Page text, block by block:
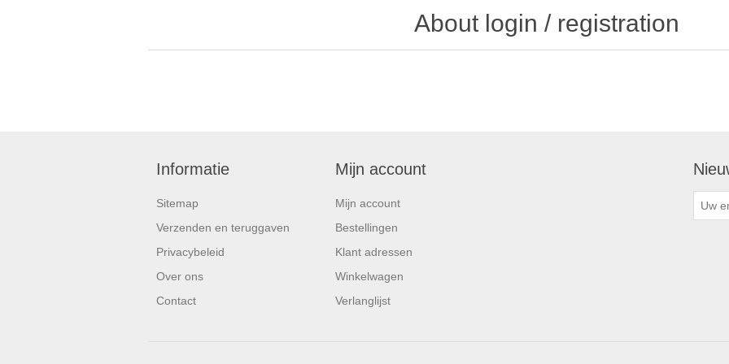
About login / registration
Informatie
Sitemap
Verzenden en teruggaven
Privacybeleid
Over ons
Contact
Mijn account
Mijn account
Bestellingen
Klant adressen
Winkelwagen
Verlanglijst